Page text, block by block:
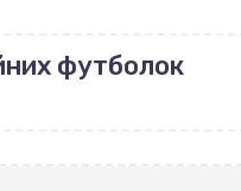
футболок